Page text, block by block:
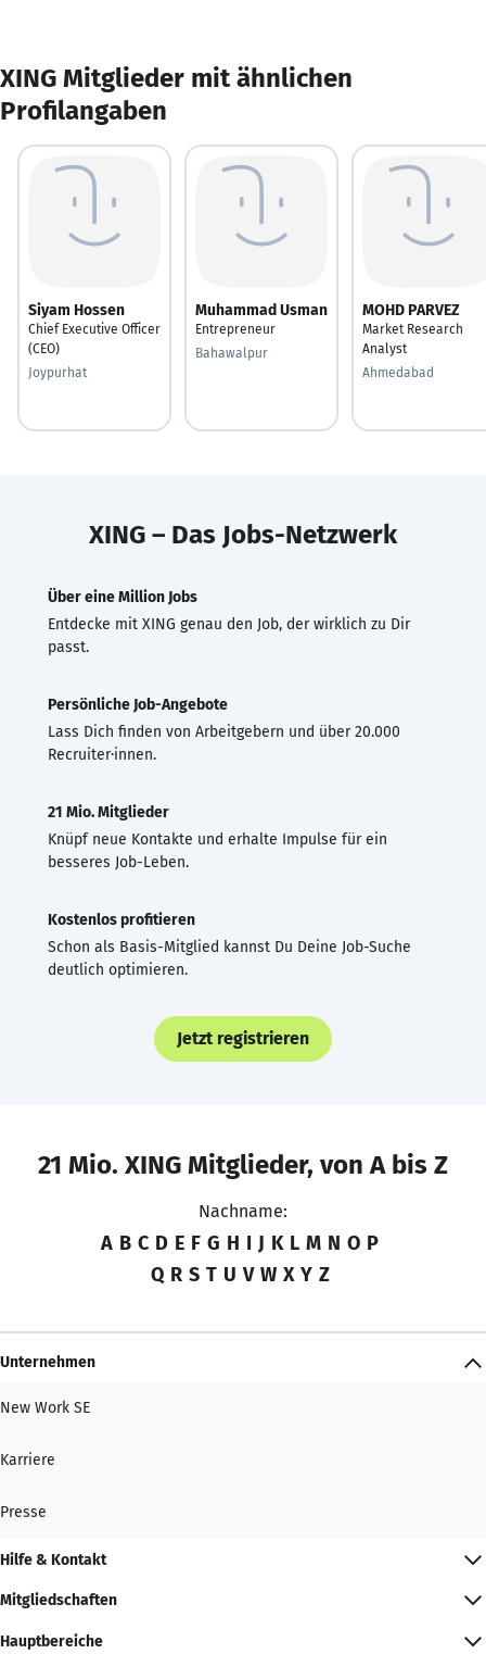
XING Mitglieder mit ähnlichen
Profilangaben
Siyam Hossen
Chief Executive Officer
(CEO)
Joypurhat
Muhammad Usman
Entrepreneur
Bahawalpur
MOHD PARVEZ
Market Research
Analyst
Ahmedabad
XING – Das Jobs-Netzwerk
Über eine Million Jobs
Entdecke mit XING genau den Job, der wirklich zu Dir
passt.
Persönliche Job-Angebote
Lass Dich finden von Arbeitgebern und über 20.000
Recruiter·innen.
21 Mio. Mitglieder
Knüpf neue Kontakte und erhalte Impulse für ein
besseres Job-Leben.
Kostenlos profitieren
Schon als Basis-Mitglied kannst Du Deine Job-Suche
deutlich optimieren.
Jetzt registrieren
21 Mio. XING Mitglieder, von A bis Z
Nachname:
A B C D E F G H I J K L M N O P
Q R S T U V W X Y Z
Unternehmen
New Work SE
Karriere
Presse
Hilfe & Kontakt
Mitgliedschaften
Hauptbereiche